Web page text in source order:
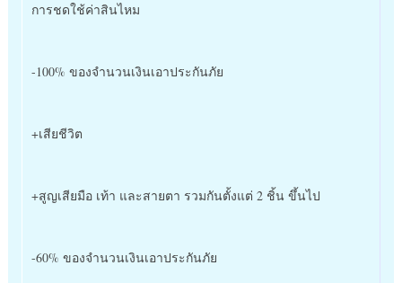
การชดใช้ค่าสินไหม
-100% ของจำนวนเงินเอาประกันภัย
+เสียชีวิต
+สูญเสียมือ เท้า และสายตา รวมกันตั้งแต่ 2 ชิ้น ขึ้นไป
-60% ของจำนวนเงินเอาประกันภัย